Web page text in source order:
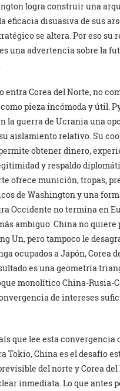
logra construir una
eficacia disuasiva de sus
se altera. Por eso su
una advertencia sobre la
entra Corea del Norte, no
pieza incómoda y útil.
la guerra de Ucrania una
aislamiento relativo. Su
obtener dinero,
y respaldo
ofrece munición, tropas,
de Washington y una
Occidente no termina en
ambiguo: China no
Un, pero tampoco le
ocupados a Japón, Corea
es una geometría
monolítico China-Rusia-
de intereses
que lee esta convergencia
Tokio, China es el desafío
del norte y Corea del
inmediata. Lo que antes